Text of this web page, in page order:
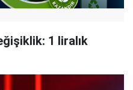
1 liralık